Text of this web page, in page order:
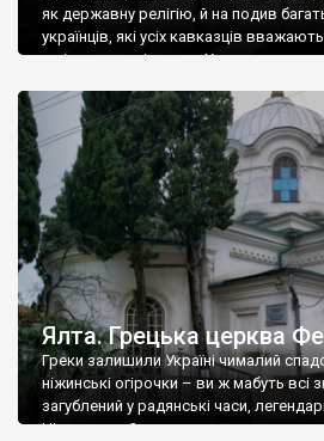
як державну релігію, й на подив
українців, які усіх кавказців
є відданими вірянами Христа
Ялта. Грецька церква
Греки залишили Україні чималий
ніжинські огірочки – ви ж мабуть всі
загублений у радянські часи,
Ніжин греки?